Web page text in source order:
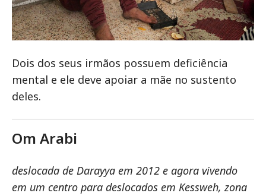
Dois dos seus irmãos possuem deficiência
mental e ele deve apoiar a mãe no sustento
deles.
Om Arabi
deslocada de Darayya em 2012 e agora vivendo
em um centro para deslocados em Kessweh, zona